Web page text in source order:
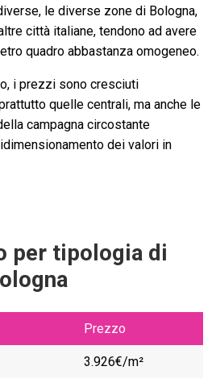
le diverse zone di Bologna,
città italiane, tendono ad avere
quadro abbastanza omogeneo.
i prezzi sono cresciuti
quelle centrali, ma anche le
campagna circostante
dei valori in
per tipologia di
Prezzo
3.926€/m²